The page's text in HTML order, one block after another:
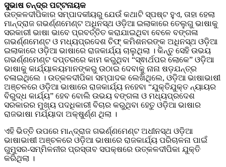
ସୁଭାଷ ଚନ୍ଦ୍ର ପଟ୍ଟନାୟକ
ଉତ୍କଳଦୀପିକାର ସମ୍ପାଦକୀୟରୁ ଯେଉଁ କଥାଟି ସ୍ପଷ୍ଟ ହୁଏ, ତାହା ହେଲା
ମାନ୍ଦ୍ରାଜ ଗଭର୍ଣ୍ଣମେଣ୍ଟ ଅଧିନସ୍ଥ ଓଡ଼ିଆ ଇଲାକାରେ ତେଲୁଗୁ ଭାଷାକୁ
ସରକାରୀ ଭାଷା ଭାବେ ପ୍ରବର୍ତ୍ତିତ କରାଯାଇଥିବା ବେଳେ ବଙ୍ଗଳା
ଗଭର୍ଣ୍ଣମେଣ୍ଟ ଓ ମଧ୍ୟପ୍ରଦେଶ ଚିଫ୍ କମିଶନରଙ୍କ ଅଧିନସ୍ଥ ଓଡ଼ିଆ
ଇଲାକାରେ ଓଡ଼ିଆ ଭାଷାରେ ରାଜକାର୍ଯ୍ୟ ଚାଲୁଥିଲା । କିନ୍ତୁ ସେହି ଉଭୟ
ଗଭର୍ଣ୍ଣମେଣ୍ଟ ଦପ୍ତରରେ କାମ କରୁଥିବା “ସ୍ଵାର୍ଥପର ଲୋକେ” ଓଡ଼ିଆ
ଭାଷାକୁ କାର୍ଯ୍ୟାଳୟମାନଙ୍କରୁ ଉଠାଇ ଦେବାକୁ ନାନା ଷଡ଼ଯନ୍ତ୍ର
ଚଳାଇଥିଲେ । ଉତ୍କଳଦୀପିକା ସମ୍ପାଦକ ଲେଖିଥିଲେ, ଓଡ଼ିଆ ଭାଷାଭାଷୀ
ଅଞ୍ଚଳରେ ଓଡ଼ିଆ ଭାଷାରେ ରାଜକାର୍ଯ୍ୟ ନହେବା “ଯୁକ୍ତିଯୁକ୍ତ ନ୍ୟାୟର
ବିରୁଦ୍ଧ କାର୍ଯ୍ୟ” ହେବ ବୋଲି ଉଭୟ ବଙ୍ଗଳା ଓ ମଧ୍ୟପ୍ରଦେଶ
ସରକାରର ମୁଖ୍ୟ ପଦଧିକାରୀ ବିଚାର କରୁଥିବା ହେତୁ ଓଡ଼ିଆ ଭାଷାର
ରାଜଭାଷା ମର୍ଯ୍ୟାଦା ଅକ୍ଷୁର୍ଣ୍ଣ ଥିଲା ।
ଏହି ଭିତ୍ତି ଉପରେ ମାନ୍ଦ୍ରାଜ ଗଭର୍ଣ୍ଣମେଣ୍ଟ ଅଧୀନସ୍ଥ ଓଡ଼ିଆ
ଭାଷାଭାଷୀ ଅଞ୍ଚଳରେ ଓଡ଼ିଆ ଭାଷାରେ ରାଜକାର୍ଯ୍ୟ ପରିଚାଳନା ପାଇଁ
ଗୁମୁସର-ସମ୍ମିଳନୀର ପ୍ରସ୍ତାବ ସପକ୍ଷରେ ଉତ୍କଳଦୀପିକା ଯୁକ୍ତି
କରିଥିଲା ।